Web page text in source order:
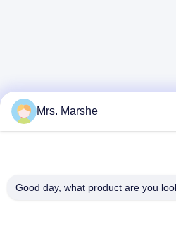
Mrs. Marshe
Good day, what product are you